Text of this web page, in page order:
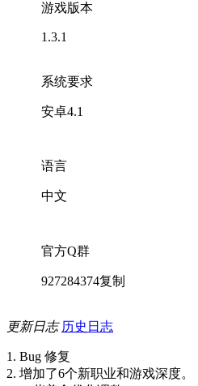
游戏版本
1.3.1
系统要求
安卓4.1
语言
中文
官方Q群
927284374复制
更新日志 历史日志
1. Bug 修复
2. 增加了6个新职业和游戏深度。